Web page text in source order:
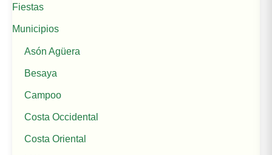
Fiestas
Municipios
Asón Agüera
Besaya
Campoo
Costa Occidental
Costa Oriental